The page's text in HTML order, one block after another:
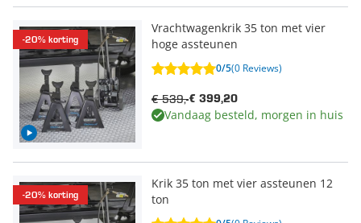
-20% korting
Vrachtwagenkrik 35 ton met vier
hoge assteunen
0/5(0 Reviews)
€ 399,20
€ 539,-
Vandaag besteld, morgen in huis
-20% korting
Krik 35 ton met vier assteunen 12
ton